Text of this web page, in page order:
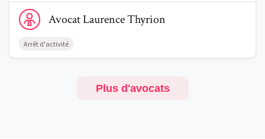
Voir le profil de AvocatLaurence Thyrion
AvocatLaurenceThyrion
Arrêt d'activité
Plus d'avocats